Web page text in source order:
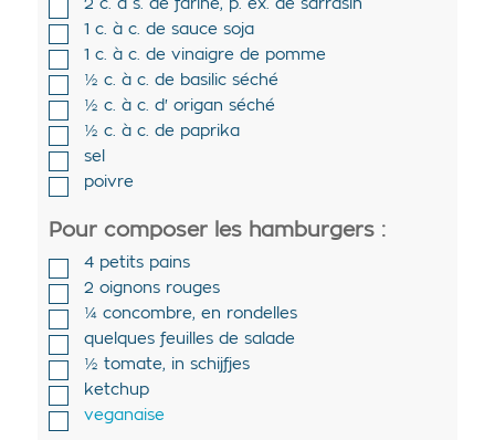
2 c. à s. de farine, p. ex. de sarrasin
1 c. à c. de sauce soja
1 c. à c. de vinaigre de pomme
½ c. à c. de basilic séché
½ c. à c. d' origan séché
½ c. à c. de paprika
sel
poivre
Pour composer les hamburgers :
4 petits pains
2 oignons rouges
¼ concombre, en rondelles
quelques feuilles de salade
½ tomate, in schijfjes
ketchup
veganaise